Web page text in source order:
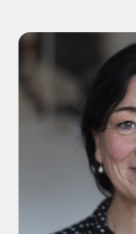
balisage des
végétaux
de la villa.